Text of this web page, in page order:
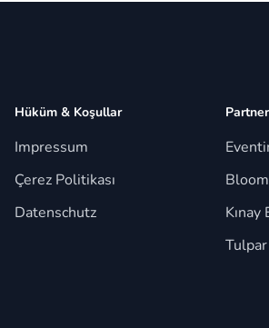
Hüküm & Koşullar
Impressum
Çerez Politikası
Datenschutz